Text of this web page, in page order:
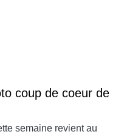
coup de coeur de
semaine revient au